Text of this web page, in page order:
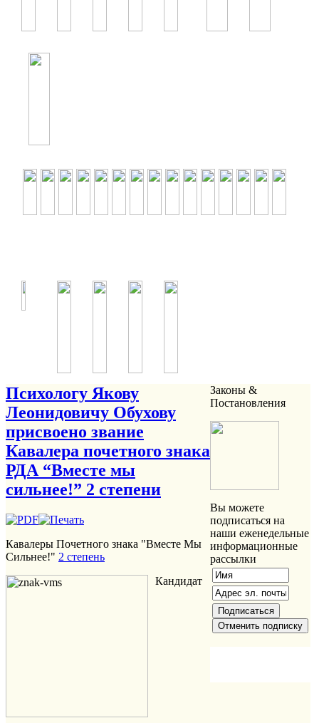
Психологу Якову
Леонидовичу Обухову
присвоено звание
Кавалера почетного знака
РДА “Вместе мы
сильнее!” 2 степени
Кавалеры Почетного знака "Вместе Мы
Сильнее!" 2 степень
Кандидат
Законы &
Постановления
Вы можете
подписаться на
наши еженедельные
информационные
рассылки